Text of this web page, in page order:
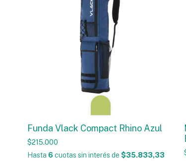
Funda Vlack Compact Rhino Azul
$215.000
Hasta 6 cuotas sin interés de $35.833,33